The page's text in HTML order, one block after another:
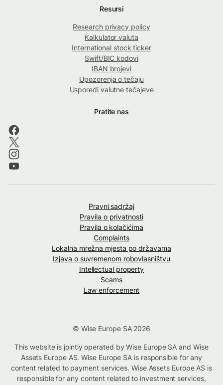
Resursi
Research privacy policy
Kalkulator valuta
International stock ticker
Swift/BIC kodovi
IBAN brojevi
Upozorenja o tečaju
Usporedi valutne tečajeve
Pratite nas
Pravni sadržaj
Pravila o privatnosti
Pravila o kolačićima
Complaints
Lokalna mrežna mjesta po državama
Izjava o suvremenom robovlasništvu
Intellectual property
Scams
Law enforcement
© Wise Europe SA 2026
This website is jointly operated by Wise Europe SA and Wise
Assets Europe AS. Wise Europe SA is responsible for any
content related to payment services. Wise Assets Europe AS is
responsible for any content related to investment services,